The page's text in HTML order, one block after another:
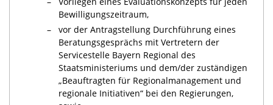
Bewilligungszeitraum,
–
vor der Antragstellung Durchführung eines
Beratungsgesprächs mit Vertretern der
Servicestelle Bayern Regional des
Staatsministeriums und dem/der zuständigen
„Beauftragten für Regionalmanagement und
regionale Initiativen“ bei den Regierungen,